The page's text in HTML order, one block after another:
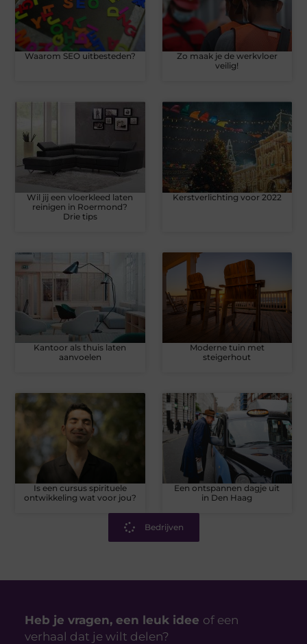
Waarom SEO uitbesteden?
Zo maak je de werkvloer
veilig!
Wil jij een vloerkleed laten
reinigen in Roermond?
Drie tips
Kerstverlichting voor 2022
Kantoor als thuis laten
aanvoelen
Moderne tuin met
steigerhout
Is een cursus spirituele
ontwikkeling wat voor jou?
Een ontspannen dagje uit
in Den Haag
Bedrijven
Heb je vragen, een leuk idee of een
verhaal dat je wilt delen?